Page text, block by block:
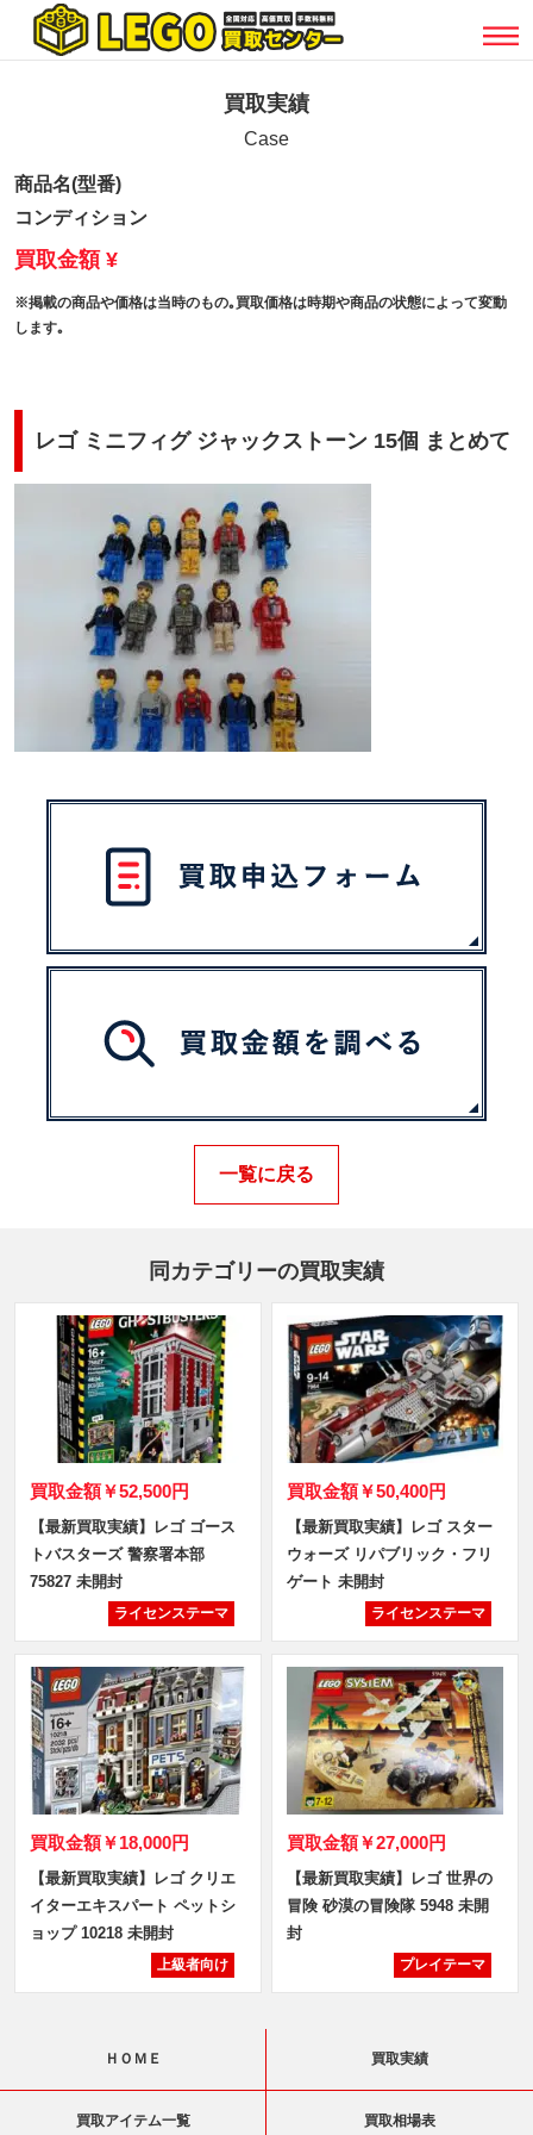
買取実績
Case
商品名(型番)
コンディション
買取金額 ¥
※掲載の商品や価格は当時のもの｡買取価格は時期や商品の状態によって変動
します｡
レゴ ミニフィグ ジャックストーン 15個 まとめて
一覧に戻る
同カテゴリーの買取実績
買取金額￥52,500円
【最新買取実績】レゴ ゴース
トバスターズ 警察署本部
75827 未開封
ライセンステーマ
買取金額￥50,400円
【最新買取実績】レゴ スター
ウォーズ リパブリック・フリ
ゲート 未開封
ライセンステーマ
買取金額￥18,000円
【最新買取実績】レゴ クリエ
イターエキスパート ペットシ
ョップ 10218 未開封
上級者向け
買取金額￥27,000円
【最新買取実績】レゴ 世界の
冒険 砂漠の冒険隊 5948 未開
封
プレイテーマ
ＨＯＭＥ 買取実績
買取アイテム一覧 買取相場表